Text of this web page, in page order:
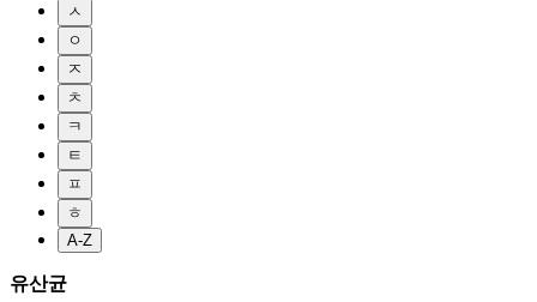
ㅅ
ㅇ
ㅈ
ㅊ
ㅋ
ㅌ
ㅍ
ㅎ
A-Z
유산균